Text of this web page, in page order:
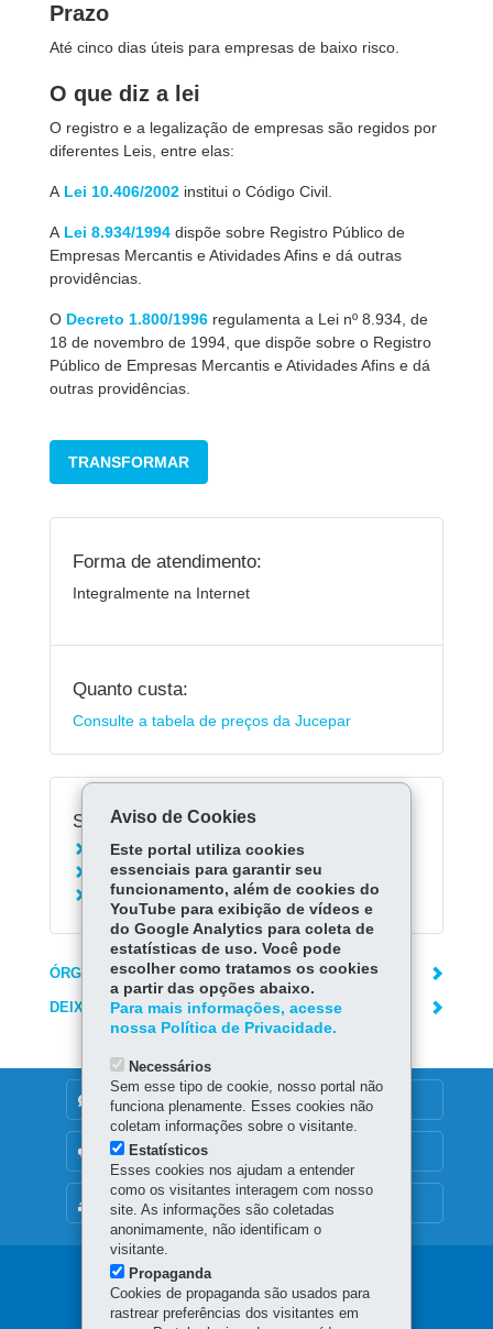
Prazo
Até cinco dias úteis para empresas de baixo risco.
O que diz a lei
O registro e a legalização de empresas são regidos por
diferentes Leis, entre elas:
A Lei 10.406/2002 institui o Código Civil.
A Lei 8.934/1994 dispõe sobre Registro Público de
Empresas Mercantis e Atividades Afins e dá outras
providências.
O Decreto 1.800/1996 regulamenta a Lei nº 8.934, de
18 de novembro de 1994, que dispõe sobre o Registro
Público de Empresas Mercantis e Atividades Afins e dá
outras providências.
TRANSFORMAR
Forma de atendimento:
Integralmente na Internet
Quanto custa:
Consulte a tabela de preços da Jucepar
Serviços Relacionados:
Baixar Empresa Individual
Registrar Empresa Individual
Acessar o Fale Conosco da Jucepar
ÓRGÃO RESPONSÁVEL
DEIXE SUA OPINIÃO
MAPA DO SITE
DENUNCIE CORRUPÇÃO
OUVIDORIA
Navegação
Aviso de Cookies
Este portal utiliza cookies
essenciais para garantir seu
funcionamento, além de cookies do
YouTube para exibição de vídeos e
do Google Analytics para coleta de
estatísticas de uso. Você pode
escolher como tratamos os cookies
a partir das opções abaixo.
Para mais informações, acesse
nossa Política de Privacidade.
Necessários
Sem esse tipo de cookie, nosso portal não
funciona plenamente. Esses cookies não
coletam informações sobre o visitante.
Estatísticos
Esses cookies nos ajudam a entender
como os visitantes interagem com nosso
site. As informações são coletadas
anonimamente, não identificam o
visitante.
Propaganda
Cookies de propaganda são usados para
rastrear preferências dos visitantes em